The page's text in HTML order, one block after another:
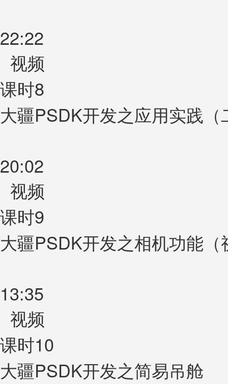
22:22
视频
课时8
大疆PSDK开发之应用实践（
20:02
视频
课时9
大疆PSDK开发之相机功能（
13:35
视频
课时10
大疆PSDK开发之简易吊舱